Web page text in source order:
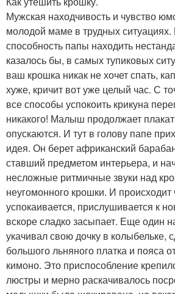
Мужская находчивость и чувство
молодой маме в трудных ситуациях.
способность папы находить
казалось бы, в самых тупиковых
ваш крошка никак не хочет спать,
хуже, кричит вот уже целый час. С
все способы успокоить крикуна
никакого! Малыш продолжает
опускаются. И тут в голову папе
идея. Он берет африканский
ставший предметом интерьера, и
несложные ритмичные звуки над
неугомонного крошки. И
успокаивается, прислушивается к
вскоре сладко засыпает. Еще один
укачивал свою дочку в колыбельке,
большого льняного платка и пояса
кимоно. Это приспособление
люстры и мерно раскачивалось